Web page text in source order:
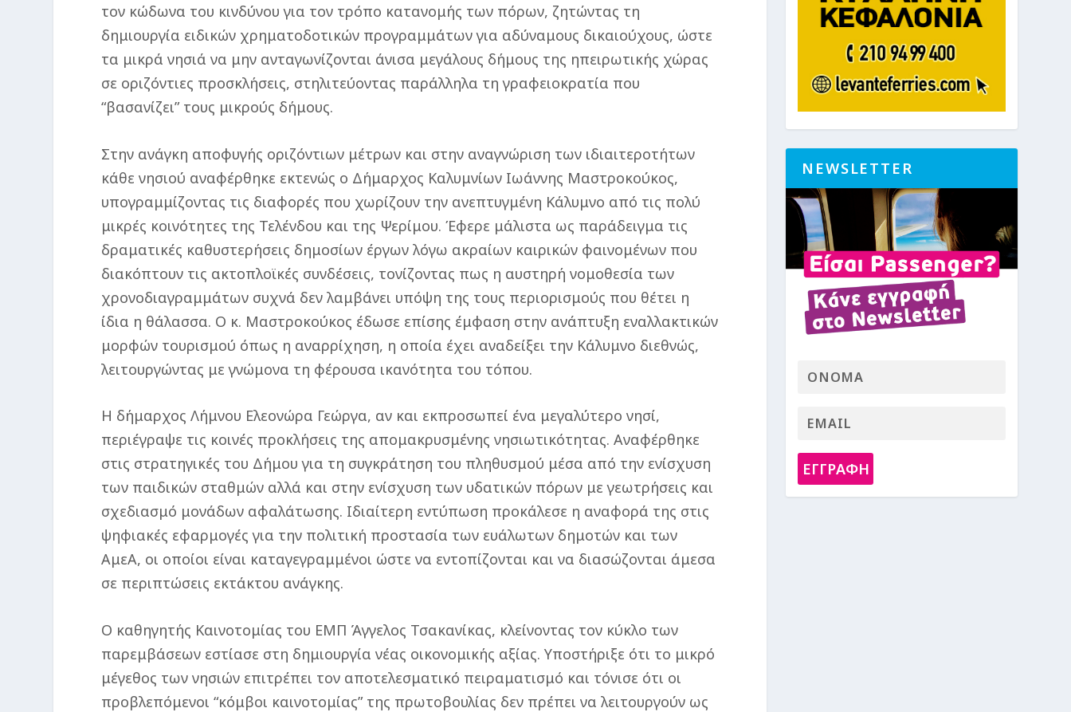
τον κώδωνα του κινδύνου για τον τρόπο κατανομής των πόρων, ζητώντας τη
δημιουργία ειδικών χρηματοδοτικών προγραμμάτων για αδύναμους δικαιούχους, ώστε
τα μικρά νησιά να μην ανταγωνίζονται άνισα μεγάλους δήμους της ηπειρωτικής χώρας
σε οριζόντιες προσκλήσεις, στηλιτεύοντας παράλληλα τη γραφειοκρατία που
“βασανίζει” τους μικρούς δήμους.
Στην ανάγκη αποφυγής οριζόντιων μέτρων και στην αναγνώριση των ιδιαιτεροτήτων
κάθε νησιού αναφέρθηκε εκτενώς ο Δήμαρχος Καλυμνίων Ιωάννης Μαστροκούκος,
υπογραμμίζοντας τις διαφορές που χωρίζουν την ανεπτυγμένη Κάλυμνο από τις πολύ
μικρές κοινότητες της Τελένδου και της Ψερίμου. Έφερε μάλιστα ως παράδειγμα τις
δραματικές καθυστερήσεις δημοσίων έργων λόγω ακραίων καιρικών φαινομένων που
διακόπτουν τις ακτοπλοϊκές συνδέσεις, τονίζοντας πως η αυστηρή νομοθεσία των
χρονοδιαγραμμάτων συχνά δεν λαμβάνει υπόψη της τους περιορισμούς που θέτει η
ίδια η θάλασσα. Ο κ. Μαστροκούκος έδωσε επίσης έμφαση στην ανάπτυξη εναλλακτικών
μορφών τουρισμού όπως η αναρρίχηση, η οποία έχει αναδείξει την Κάλυμνο διεθνώς,
λειτουργώντας με γνώμονα τη φέρουσα ικανότητα του τόπου.
Η δήμαρχος Λήμνου Ελεονώρα Γεώργα, αν και εκπροσωπεί ένα μεγαλύτερο νησί,
περιέγραψε τις κοινές προκλήσεις της απομακρυσμένης νησιωτικότητας. Αναφέρθηκε
στις στρατηγικές του Δήμου για τη συγκράτηση του πληθυσμού μέσα από την ενίσχυση
των παιδικών σταθμών αλλά και στην ενίσχυση των υδατικών πόρων με γεωτρήσεις και
σχεδιασμό μονάδων αφαλάτωσης. Ιδιαίτερη εντύπωση προκάλεσε η αναφορά της στις
ψηφιακές εφαρμογές για την πολιτική προστασία των ευάλωτων δημοτών και των
ΑμεΑ, οι οποίοι είναι καταγεγραμμένοι ώστε να εντοπίζονται και να διασώζονται άμεσα
σε περιπτώσεις εκτάκτου ανάγκης.
Ο καθηγητής Καινοτομίας του ΕΜΠ Άγγελος Τσακανίκας, κλείνοντας τον κύκλο των
παρεμβάσεων εστίασε στη δημιουργία νέας οικονομικής αξίας. Υποστήριξε ότι το μικρό
μέγεθος των νησιών επιτρέπει τον αποτελεσματικό πειραματισμό και τόνισε ότι οι
προβλεπόμενοι “κόμβοι καινοτομίας” της πρωτοβουλίας δεν πρέπει να λειτουργούν ως
NEWSLETTER
ΕΓΓΡΑΦΗ